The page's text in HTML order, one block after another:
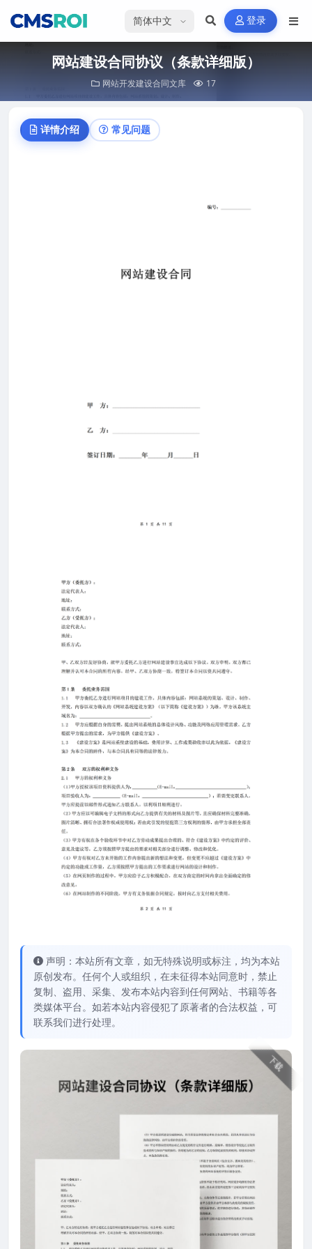
选择语言 登录
网站建设合同协议（条款详细版）
网站开发建设合同文库 17
详情介绍 常见问题
声明：本站所有文章，如无特殊说明或标注，均为本站
原创发布。任何个人或组织，在未征得本站同意时，禁止
复制、盗用、采集、发布本站内容到任何网站、书籍等各
类媒体平台。如若本站内容侵犯了原著者的合法权益，可
联系我们进行处理。
下载